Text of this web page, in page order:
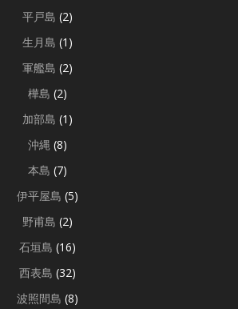
平戸島 (2)
生月島 (1)
軍艦島 (2)
樺島 (2)
加部島 (1)
沖縄 (8)
本島 (7)
伊平屋島 (5)
野甫島 (2)
石垣島 (16)
西表島 (32)
波照間島 (8)